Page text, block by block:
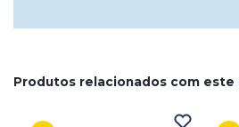
Produtos relacionados com